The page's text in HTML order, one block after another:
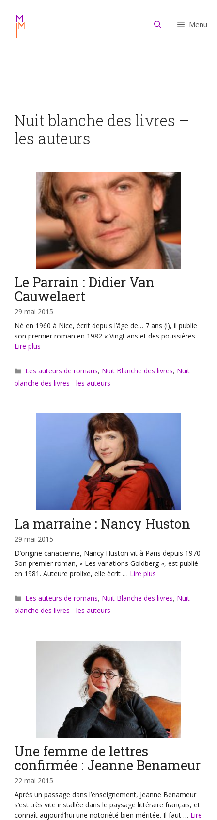
contenu
Menu
Nuit blanche des livres –
les auteurs
Le Parrain : Didier Van
Cauwelaert
29 mai 2015
Né en 1960 à Nice, écrit depuis l’âge de… 7 ans (!), il publie
son premier roman en 1982 « Vingt ans et des poussières …
Lire plus
Catégories
Les auteurs de romans, Nuit Blanche des livres, Nuit
blanche des livres - les auteurs
La marraine : Nancy Huston
29 mai 2015
D’origine canadienne, Nancy Huston vit à Paris depuis 1970.
Son premier roman, « Les variations Goldberg », est publié
en 1981. Auteure prolixe, elle écrit … Lire plus
Catégories
Les auteurs de romans, Nuit Blanche des livres, Nuit
blanche des livres - les auteurs
Une femme de lettres
confirmée : Jeanne Benameur
22 mai 2015
Après un passage dans l’enseignement, Jeanne Benameur
s’est très vite installée dans le paysage littéraire français, et
connaît aujourd’hui une notoriété bien méritée. Il faut … Lire